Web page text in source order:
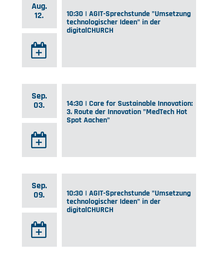
Aug.
12.
10:30 | AGIT-Sprechstunde "Umsetzung
technologischer Ideen" in der
digitalCHURCH
Sep.
03.
14:30 | Care for Sustainable Innovation:
3. Route der Innovation "MedTech Hot
Spot Aachen"
Sep.
09.
10:30 | AGIT-Sprechstunde "Umsetzung
technologischer Ideen" in der
digitalCHURCH